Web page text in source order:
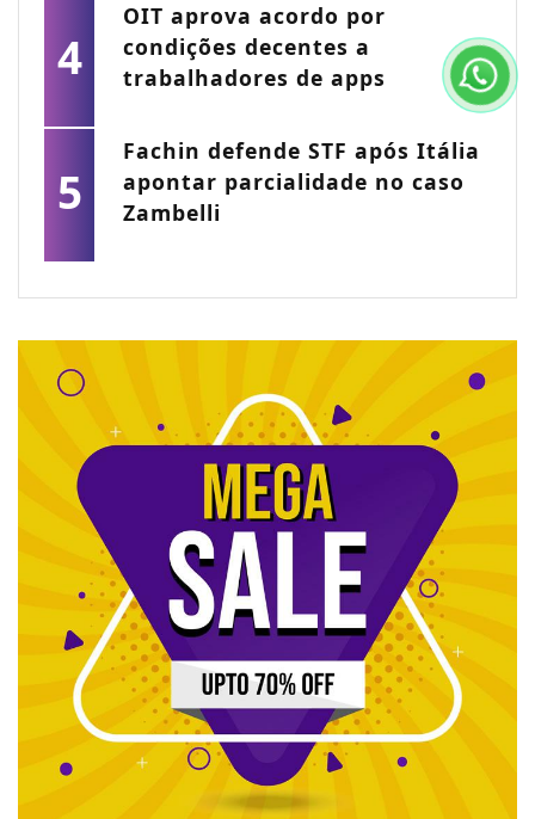
4
OIT aprova acordo por
condições decentes a
trabalhadores de apps
5
Fachin defende STF após Itália
apontar parcialidade no caso
Zambelli